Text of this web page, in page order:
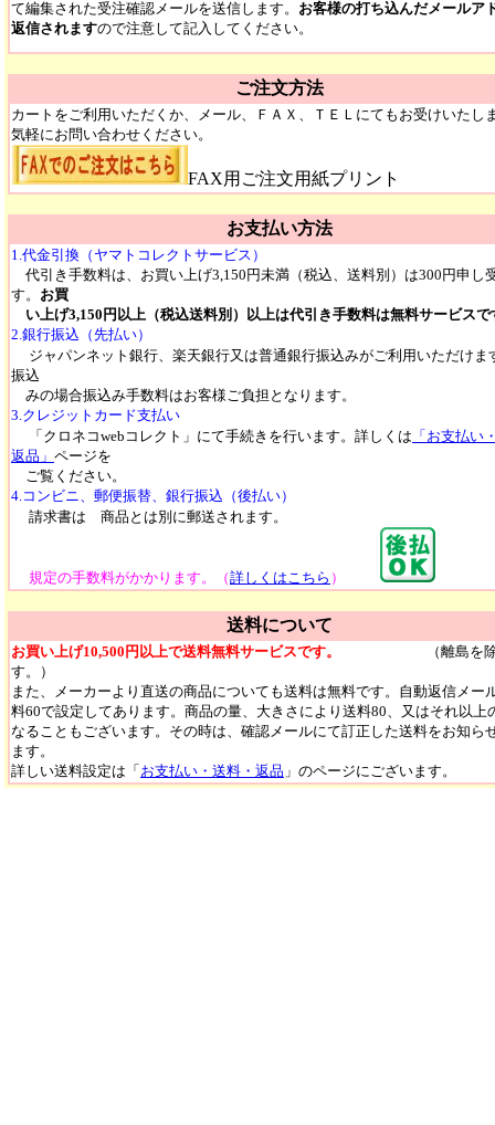
て編集された受注確認メールを送信します。 お客様の打ち込んだメールア
返信されますので注意して記入してください。
ご注文方法
カートをご利用いただくか、メール、ＦＡＸ、ＴＥＬにてもお受けいたし
気軽にお問い合わせください。
FAX用ご注文用紙プリント
お支払い方法
1.代金引換（ヤマトコレクトサービス）
代引き手数料は、お買い上げ3,150円未満（税込、送料別）は300円申し
す。 お買
い上げ3,150円以上（税込送料別）以上は代引き手数料は無料サービスで
2.銀行振込（先払い）
ジャパンネット銀行、楽天銀行又は普通銀行振込みがご利用いただけま
振込
みの場合振込み手数料はお客様ご負担となります。
3.クレジットカード支払い
「クロネコwebコレクト」にて手続きを行います。詳しくは 「お支払い
返品」 ページを
ご覧ください。
4.コンビニ、郵便振替、銀行振込（後払い）
請求書は 商品とは別に郵送されます。
規定の手数料がかかります。（詳しくはこちら ）
送料について
お買い上げ10,500円以上で送料無料サービスです。
（離島を除
す。）
また、メーカーより直送の商品についても送料は無料です。自動返信メ
料60で設定してあります。商品の量、大きさにより送料80、又はそれ以上
なることもございます。その時は、確認メールにて訂正した送料をお知ら
ます。
詳しい送料設定は「 お支払い・送料・返品 」のページにございます。